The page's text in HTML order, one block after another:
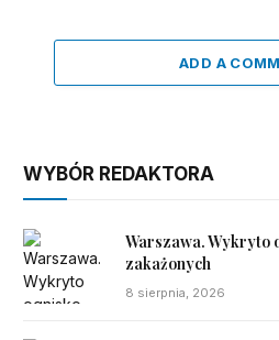
ADD A
WYBÓR REDAKTORA
Warszawa. Wykryto
zakażonych
8 sierpnia, 2026